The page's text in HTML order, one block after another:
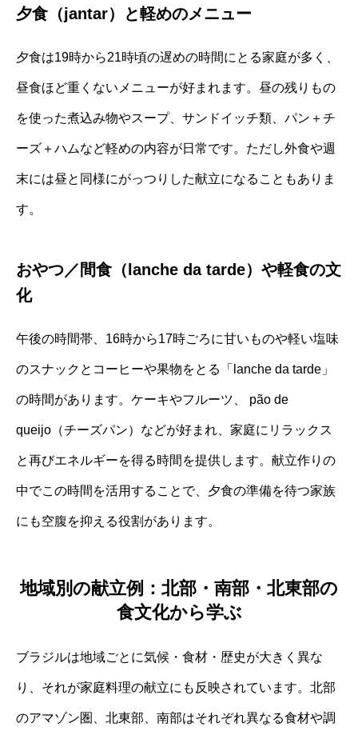
夕食（jantar）と軽めのメニュー
夕食は19時から21時頃の遅めの時間にとる家庭が多く、
昼食ほど重くないメニューが好まれます。昼の残りもの
を使った煮込み物やスープ、サンドイッチ類、パン＋チ
ーズ＋ハムなど軽めの内容が日常です。ただし外食や週
末には昼と同様にがっつりした献立になることもありま
す。
おやつ／間食（lanche da tarde）や軽食の文
化
午後の時間帯、16時から17時ごろに甘いものや軽い塩味
のスナックとコーヒーや果物をとる「lanche da tarde」
の時間があります。ケーキやフルーツ、 pão de
queijo（チーズパン）などが好まれ、家庭にリラックス
と再びエネルギーを得る時間を提供します。献立作りの
中でこの時間を活用することで、夕食の準備を待つ家族
にも空腹を抑える役割があります。
地域別の献立例：北部・南部・北東部の
食文化から学ぶ
ブラジルは地域ごとに気候・食材・歴史が大きく異な
り、それが家庭料理の献立にも反映されています。北部
のアマゾン圏、北東部、南部はそれぞれ異なる食材や調